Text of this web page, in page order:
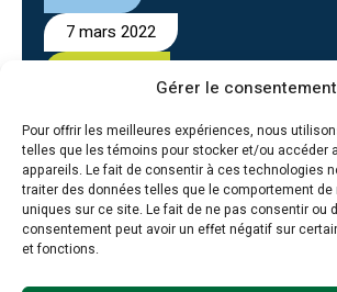
Gérer le consentement
Pour offrir les meilleures expériences, nous
telles que les témoins pour stocker et/ou accéder
appareils. Le fait de consentir à ces technologies
traiter des données telles que le comportement de
uniques sur ce site. Le fait de ne pas consentir ou
consentement peut avoir un effet négatif sur
et fonctions.
7 mars 2022
Inscription